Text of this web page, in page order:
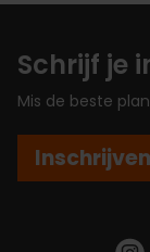
Schrijf je
Mis de beste
Inschrijven